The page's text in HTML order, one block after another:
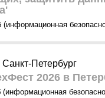
(информационная
Петербург
2026 в
(информационная